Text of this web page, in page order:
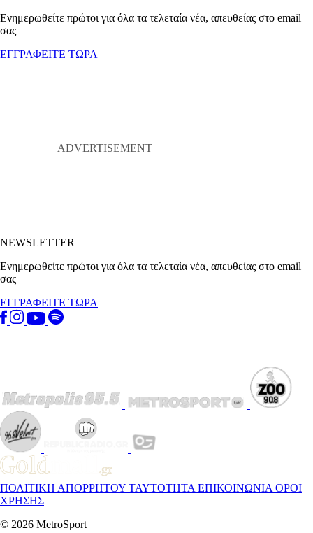
Ενημερωθείτε πρώτοι για όλα τα τελεταία νέα, απευθείας στο email
σας
ΕΓΓΡΑΦΕΙΤΕ ΤΩΡΑ
NEWSLETTER
Ενημερωθείτε πρώτοι για όλα τα τελεταία νέα, απευθείας στο email
σας
ΕΓΓΡΑΦΕΙΤΕ ΤΩΡΑ
ΠΟΛΙΤΙΚΗ ΑΠΟΡΡΗΤΟΥ ΤΑΥΤΟΤΗΤΑ ΕΠΙΚΟΙΝΩΝΙΑ ΟΡΟΙ
ΧΡΗΣΗΣ
© 2026 MetroSport